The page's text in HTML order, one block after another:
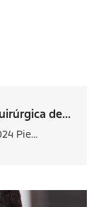
de...
Pie...